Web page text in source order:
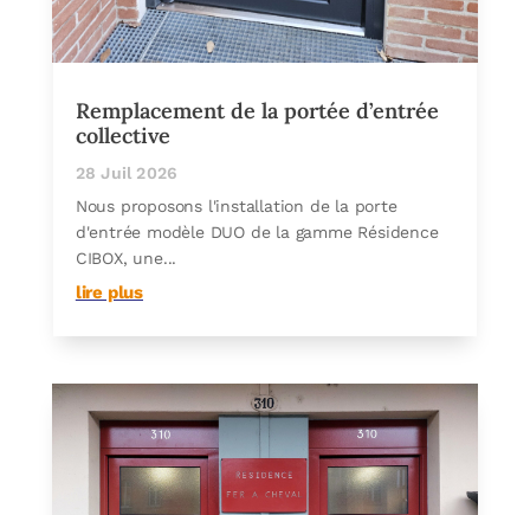
Remplacement de la portée d’entrée
collective
28 Juil 2026
Nous proposons l'installation de la porte
d'entrée modèle DUO de la gamme Résidence
CIBOX, une...
lire plus